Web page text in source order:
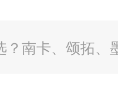
？南卡、颂拓